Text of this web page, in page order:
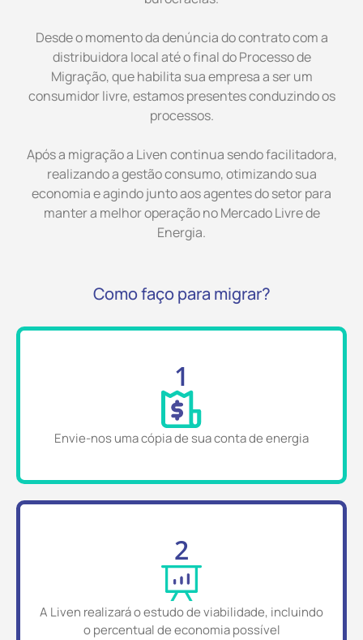
Desde o momento da denúncia do contrato com a
distribuidora local até o final do Processo de
Migração, que habilita sua empresa a ser um
consumidor livre, estamos presentes conduzindo os
processos.
Após a migração a Liven continua sendo facilitadora,
realizando a gestão consumo, otimizando sua
economia e agindo junto aos agentes do setor para
manter a melhor operação no Mercado Livre de
Energia.
Como faço para migrar?
1
Envie-nos uma cópia de sua conta de energia
2
A Liven realizará o estudo de viabilidade, incluindo
o percentual de economia possível